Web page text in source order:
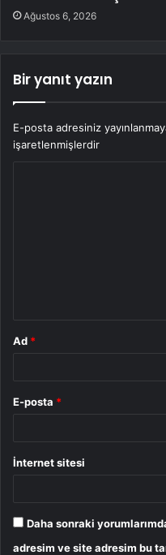
Ağustos 6, 2026
Bir yanıt yazın
E-posta adresiniz
işaretlenmişlerdir
Ad *
E-posta *
İnternet sitesi
Daha sonraki
adresim ve site adresim bu